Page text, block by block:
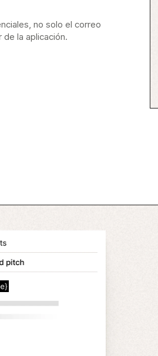
no solo el correo
de la aplicación.